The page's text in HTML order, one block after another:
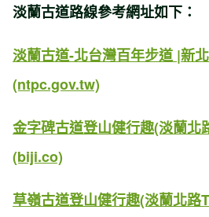
淡蘭古道路線參考網址如下：
淡蘭古道-北台灣百年步道 |新
(ntpc.gov.tw)
金字碑古道登山健行趣(淡蘭北
(biji.co)
草嶺古道登山健行趣(淡蘭北路